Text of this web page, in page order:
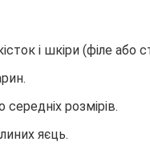
і шкіри (філе або
розмірів.
яєць.